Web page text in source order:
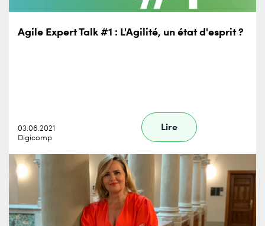
Agile Expert Talk #1 : L'Agilité, un état d'esprit ?
03.06.2021
Digicomp
Lire